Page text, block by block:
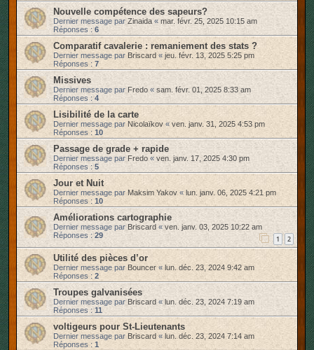
Nouvelle compétence des sapeurs?
Dernier message parZinaida « mar. févr. 25, 2025 10:15 am
Réponses : 6
Comparatif cavalerie : remaniement des stats ?
Dernier message par Briscard« jeu. févr. 13, 2025 5:25 pm
Réponses : 7
Missives
Dernier message parFredo « sam. févr. 01, 2025 8:33 am
Réponses : 4
Lisibilité de la carte
Dernier message par Nicolaïkov « ven. janv. 31, 2025 4:53 pm
Réponses : 10
Passage de grade + rapide
Dernier message parFredo « ven. janv. 17, 2025 4:30 pm
Réponses : 5
Jour et Nuit
Dernier message par Maksim Yakov « lun. janv. 06, 2025 4:21 pm
Réponses : 10
Améliorations cartographie
Dernier message parBriscard «ven. janv. 03, 2025 10:22 am
Réponses : 29 1 2
Utilité des pièces d’or
Dernier message par Bouncer« lun. déc. 23, 2024 9:42 am
Réponses : 2
Troupes galvanisées
Dernier message par Briscard « lun. déc. 23, 2024 7:19 am
Réponses : 11
voltigeurs pour St-Lieutenants
Dernier message par Briscard « lun. déc. 23, 2024 7:14 am
Réponses : 1